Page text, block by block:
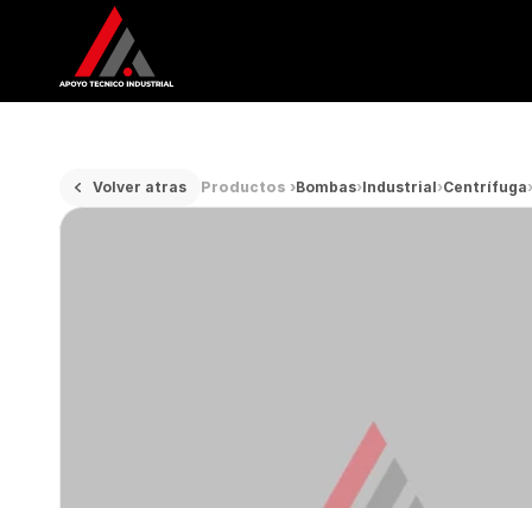
Volver atras Productos ›Bombas›Industrial›Centrífuga›